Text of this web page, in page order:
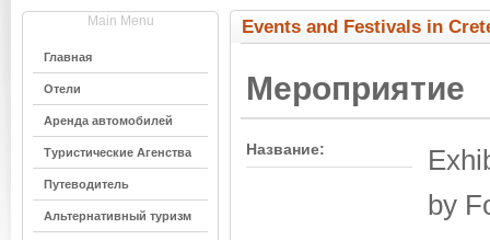
Main Menu
Главная
Отели
Аренда автомобилей
Туристические Агенства
Путеводитель
Альтернативный туризм
Events and Festivals in
Мероприятие
Название:
by